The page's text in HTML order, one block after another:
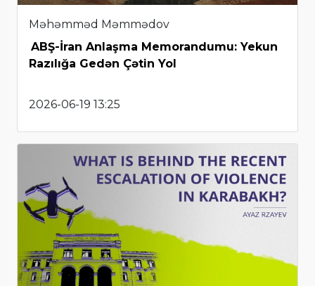
Məhəmməd Məmmədov
ABŞ-İran Anlaşma Memorandumu: Yekun
Razılığa Gedən Çətin Yol
2026-06-19 13:25